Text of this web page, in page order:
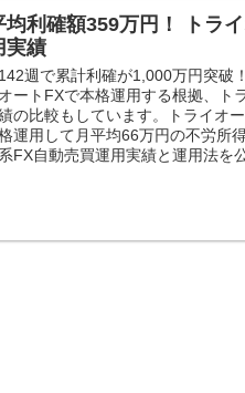
均利確額359万円！ トラ
実績
週で累計利確が1,000万円突破
ートFXで本格運用する根拠、ト
の比較もしています。トライオ
運用して月平均66万円の不労所
FX自動売買運用実績と運用法を